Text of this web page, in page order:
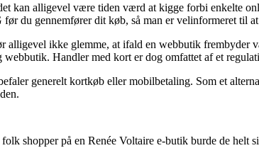
kan alligevel være tiden værd at kigge forbi enkelte
før du gennemfører dit køb, så man er velinformeret til
alligevel ikke glemme, at ifald en webbutik frembyder
Handler med kort er dog omfattet af et
generelt kortkøb eller mobilbetaling. Som et
shopper på en Renée Voltaire e-butik burde de helt